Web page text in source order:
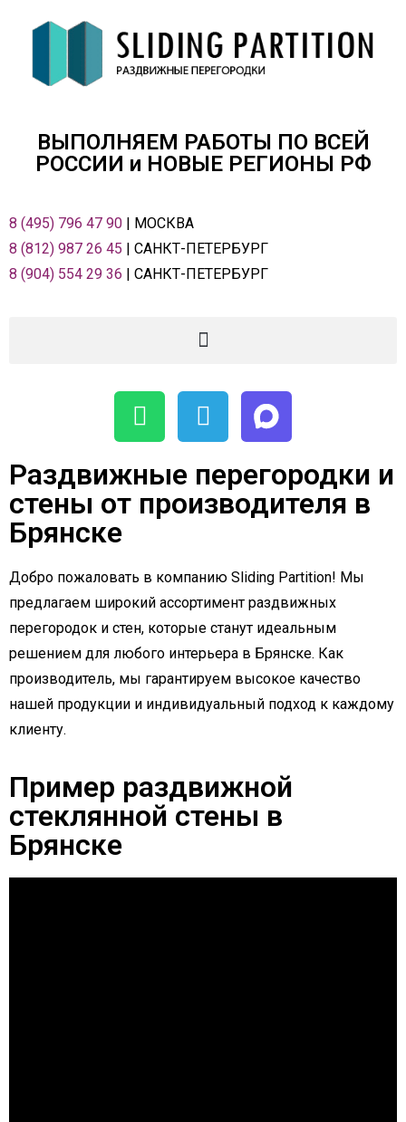
ВЫПОЛНЯЕМ РАБОТЫ ПО ВСЕЙ
РОСCИИ и НОВЫЕ РЕГИОНЫ РФ
8 (495) 796 47 90 | МОСКВА
8 (812) 987 26 45 | САНКТ-ПЕТЕРБУРГ
8 (904) 554 29 36 | САНКТ-ПЕТЕРБУРГ
Раздвижные перегородки и
стены от производителя в
Брянске
Добро пожаловать в компанию Sliding Partition! Мы
предлагаем широкий ассортимент раздвижных
перегородок и стен, которые станут идеальным
решением для любого интерьера в Брянске. Как
производитель, мы гарантируем высокое качество
нашей продукции и индивидуальный подход к каждому
клиенту.
Пример раздвижной
стеклянной стены в
Брянске